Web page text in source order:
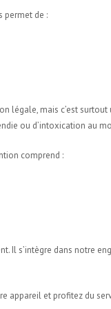
permet de :
légale, mais c’est surtout
ou d’intoxication au
comprend :
Il s’intègre dans notre
appareil et profitez du